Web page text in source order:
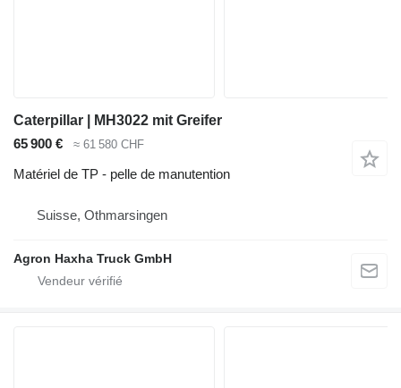
Caterpillar | MH3022 mit Greifer
65 900 €
≈ 61 580 CHF
Matériel de TP - pelle de manutention
Suisse, Othmarsingen
Agron Haxha Truck GmbH